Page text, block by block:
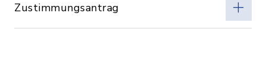
Zustimmungsantrag